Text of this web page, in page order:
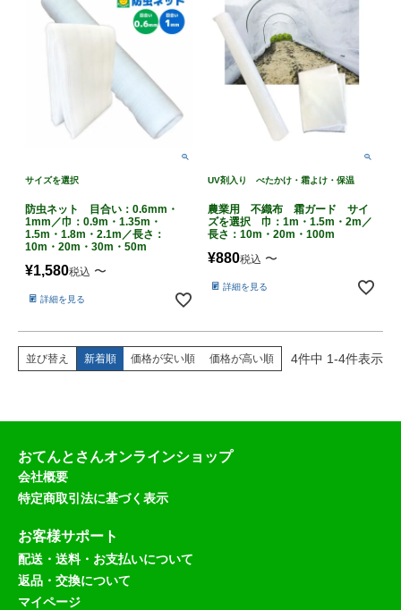
サイズを選択
防虫ネット 目合い：0.6mm・
1mm／巾：0.9m・1.35m・
1.5m・1.8m・2.1m／長さ：
10m・20m・30m・50m
¥1,580税込 〜
詳細を見る
UV剤入り べたかけ・霜よけ・保温
農業用 不織布 霜ガード サイ
ズを選択 巾：1m・1.5m・2m／
長さ：10m・20m・100m
¥880税込 〜
詳細を見る
並び替え 新着順 価格が安い順 価格が高い順 4件中 1-4件表示
おてんとさんオンラインショップ
会社概要
特定商取引法に基づく表示
お客様サポート
配送・送料・お支払いについて
返品・交換について
マイページ